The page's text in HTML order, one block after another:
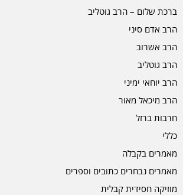
ברכת שלום – הרב גוטליב
הרב אדם סיני
הרב אשרוב
הרב גוטליב
הרב יוחאי ימיני
הרב מיכאל מאור
חרבות ברזל
כללי
מאמרים בקבלה
מאמרים נבחרים כתובים וספרים
מוזיקה חסידית קבלית